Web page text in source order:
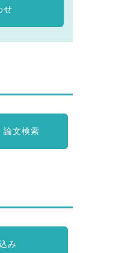
せ
論文検索
み